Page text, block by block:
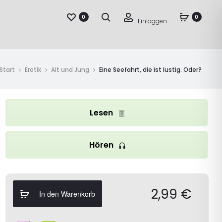
0 Suche Account
Einloggen 0
Erotik Alt und Jung Eine Seefahrt, die ist lustig. Oder?
Lesen
Hören
In den Warenkorb 2,99 €